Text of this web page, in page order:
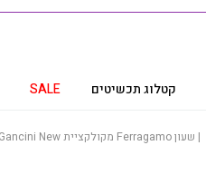
קטלוג תכשיטים SALE
| שעון Ferragamo מקולקציית Double Gancini New, שעון לאישה ,דגם SFNP00126